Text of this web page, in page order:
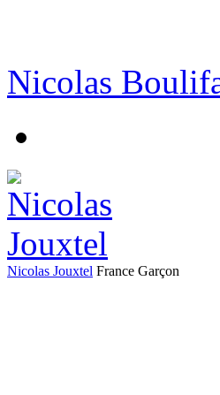
Nicolas
Nicolas Jouxtel France Garçon